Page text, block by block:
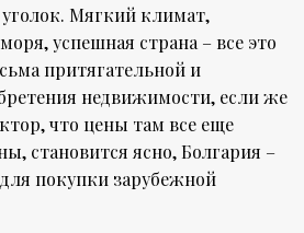
Мягкий климат,
успешная страна – все это
притягательной и
недвижимости, если же
что цены там все еще
становится ясно, Болгария –
покупки зарубежной